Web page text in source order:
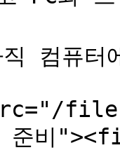
직 컴퓨
files/
준비